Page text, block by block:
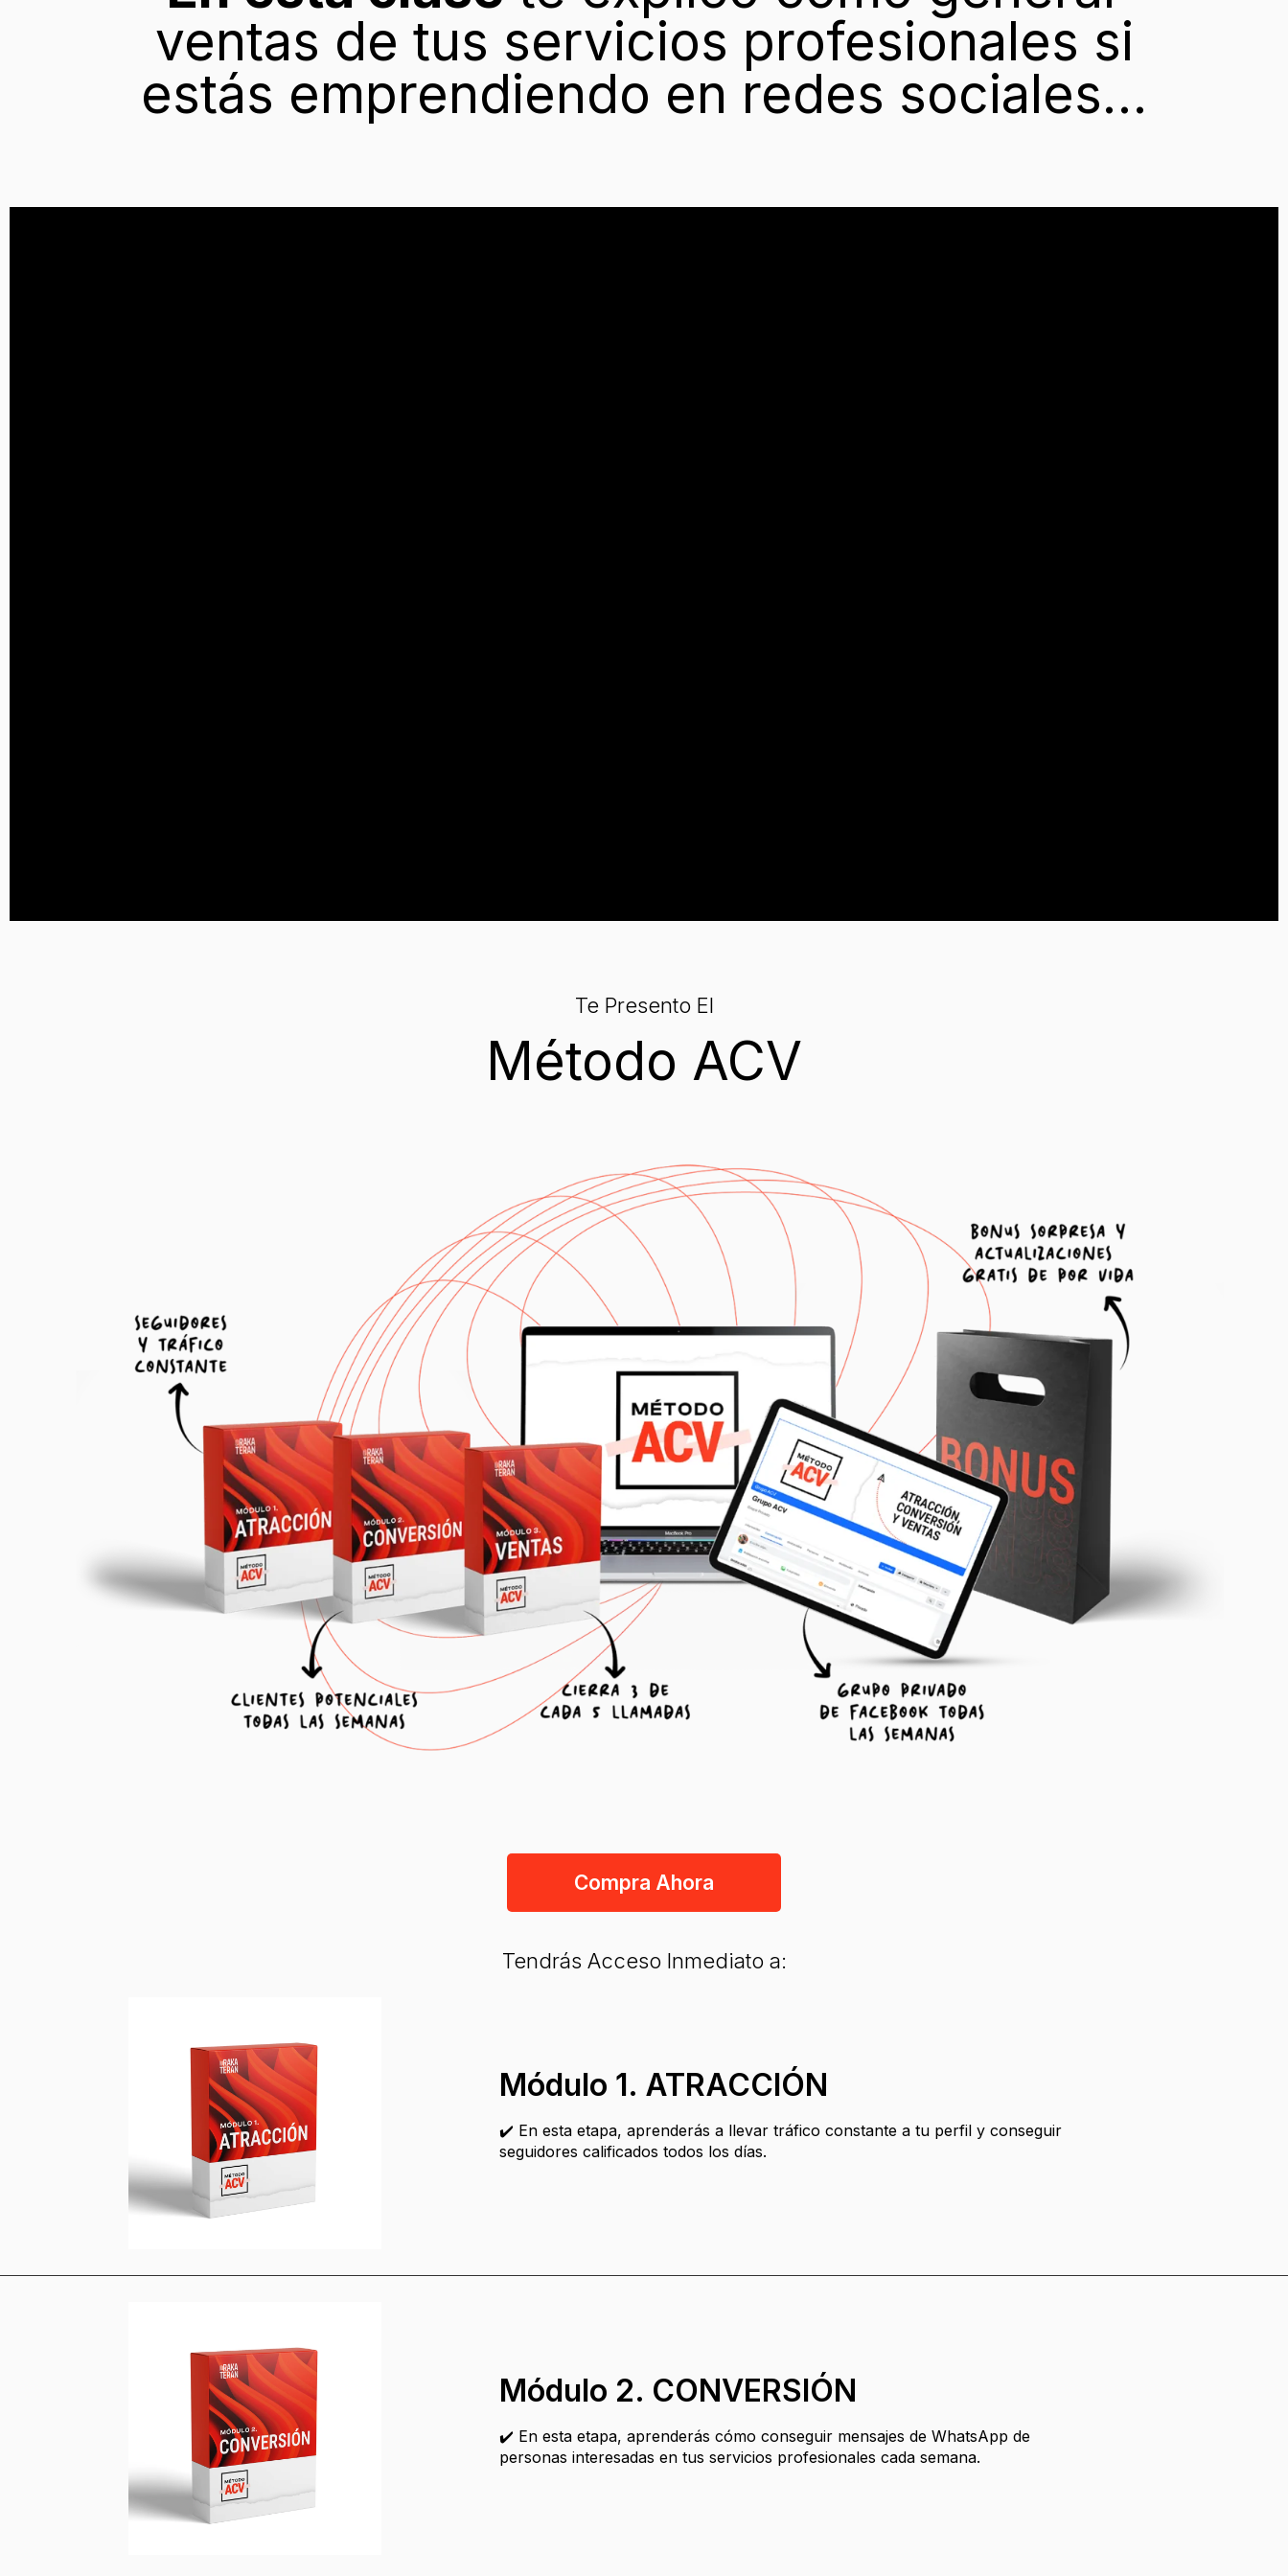
ventas de tus servicios profesionales si
estás emprendiendo en redes sociales…
Te Presento El
Método ACV
Compra Ahora
Tendrás Acceso Inmediato a:
Módulo 1. ATRACCIÓN
✔️ En esta etapa, aprenderás a llevar tráfico constante a tu perfil y conseguir
seguidores calificados todos los días.
Módulo 2. CONVERSIÓN
✔️ En esta etapa, aprenderás cómo conseguir mensajes de WhatsApp de
personas interesadas en tus servicios profesionales cada semana.